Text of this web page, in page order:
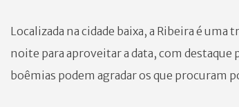
Localizada na cidade baixa, a Ribeira é
noite para aproveitar a data, com destaque
boêmias podem agradar os que procuram